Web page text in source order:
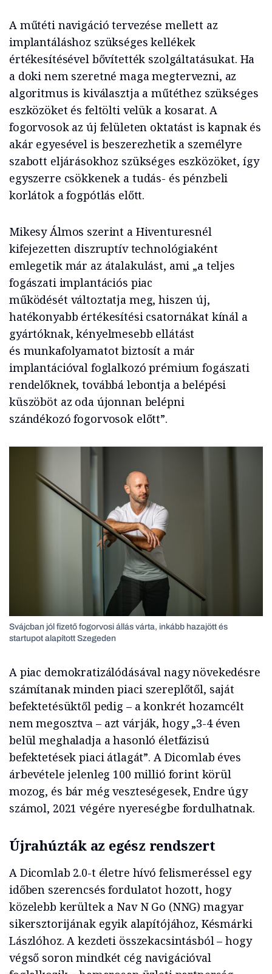
A műtéti navigáció tervezése mellett az
implantáláshoz szükséges kellékek
értékesítésével bővítették szolgáltatásukat. Ha
a doki nem szeretné maga megtervezni, az
algoritmus is kiválasztja a műtéthez szükséges
eszközöket és feltölti velük a kosarat. A
fogorvosok az új felületen oktatást is kapnak és
akár egyesével is beszerezhetik a személyre
szabott eljárásokhoz szükséges eszközöket, így
egyszerre csökkenek a tudás- és pénzbeli
korlátok a fogpótlás előtt.
Mikesy Álmos szerint a Hiventuresnél
kifejezetten diszruptív technológiaként
emlegetik már az átalakulást, ami „a teljes
fogászati implantációs piac
működését változtatja meg, hiszen új,
hatékonyabb értékesítési csatornákat kínál a
gyártóknak, kényelmesebb ellátást
és munkafolyamatot biztosít a már
implantációval foglalkozó prémium fogászati
rendelőknek, továbbá lebontja a belépési
küszöböt az oda újonnan belépni
szándékozó fogorvosok előtt”.
Svájcban jól fizető fogorvosi állás várta, inkább hazajött és
startupot alapított Szegeden
A piac demokratizálódásával nagy növekedésre
számítanak minden piaci szereplőtől, saját
befektetésüktől pedig – a konkrét hozamcélt
nem megosztva – azt várják, hogy „3-4 éven
belül meghaladja a hasonló életfázisú
befektetések piaci átlagát”. A Dicomlab éves
árbevétele jelenleg 100 millió forint körül
mozog, és bár még veszteségesek, Endre úgy
számol, 2021 végére nyereségbe fordulhatnak.
Újrahúzták az egész rendszert
A Dicomlab 2.0-t életre hívó felismeréssel egy
időben szerencsés fordulatot hozott, hogy
közelebb kerültek a Nav N Go (NNG) magyar
sikersztorijának egyik alapítójához, Késmárki
Lászlóhoz. A kezdeti összekacsintásból – hogy
végső soron mindkét cég navigációval